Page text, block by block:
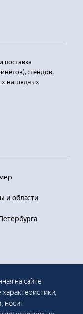
поставка
стендов,
наглядных
и области
на сайте
носит